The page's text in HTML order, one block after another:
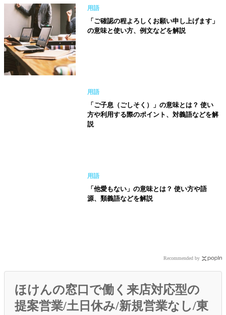
用語
「ご確認の程よろしくお願い申し上げます」
の意味と使い方、例文などを解説
用語
「ご子息（ごしそく）」の意味とは？ 使い
方や利用する際のポイント、対義語などを解
説
用語
「他愛もない」の意味とは？ 使い方や語
源、類義語などを解説
Recommended by
ほけんの窓口で働く来店対応型の
提案営業/土日休み/新規営業なし/東